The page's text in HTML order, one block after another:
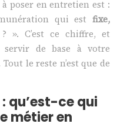
poser en entretien est :
qui est fixe,
? ». C’est ce chiffre, et
de base à votre
le reste n’est que de
qu’est-ce qui
métier en